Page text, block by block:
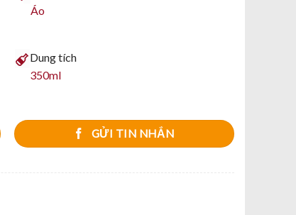
Áo
Dung tích
350ml
GỬI TIN NHẮN